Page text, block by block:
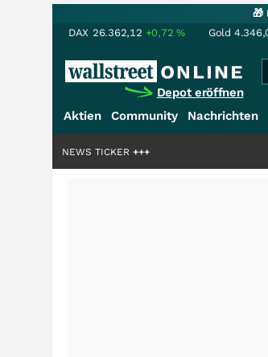
🎁
DAX 26.362,12 +0,72% Gold
Depot eröffnen
Aktien Community Nachrichten
+++NEWS TICKER